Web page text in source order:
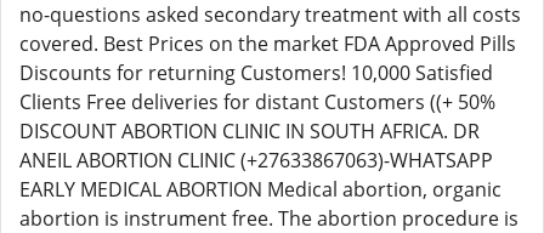
no-questions asked secondary treatment with all costs
covered. Best Prices on the market FDA Approved Pills
Discounts for returning Customers! 10,000 Satisfied
Clients Free deliveries for distant Customers ((+ 50%
DISCOUNT ABORTION CLINIC IN SOUTH AFRICA. DR
ANEIL ABORTION CLINIC (+27633867063)-WHATSAPP
EARLY MEDICAL ABORTION Medical abortion, organic
abortion is instrument free. The abortion procedure is